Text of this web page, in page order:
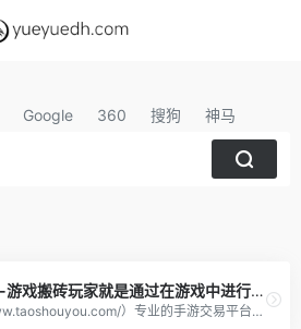
Google 360 搜狗 神马
淘手游交易平台-游戏搬砖玩家就是通过在游戏中进行各种工作任务来赚取游戏内虚拟货币或物品
淘手游（http://www.taoshouyou.com/）专业的手游交易平台：提供有性价比的游戏账号、首充号、金币、装备、道具、手游代充等服务，自由买卖，担保寄售交易，安全便捷！淘手游交易平台。